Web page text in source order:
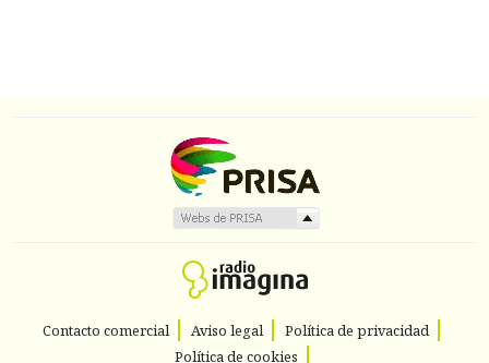
Contacto comercial Aviso legal
Política de privacidad
Política de cookies